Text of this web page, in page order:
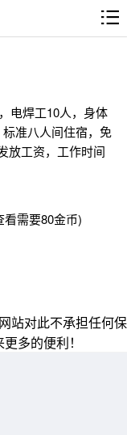
电焊工10人，身体
准八人间住宿，免
放工资，工作时间
看需要80金币)
站对此不承担任何保
多的便利！